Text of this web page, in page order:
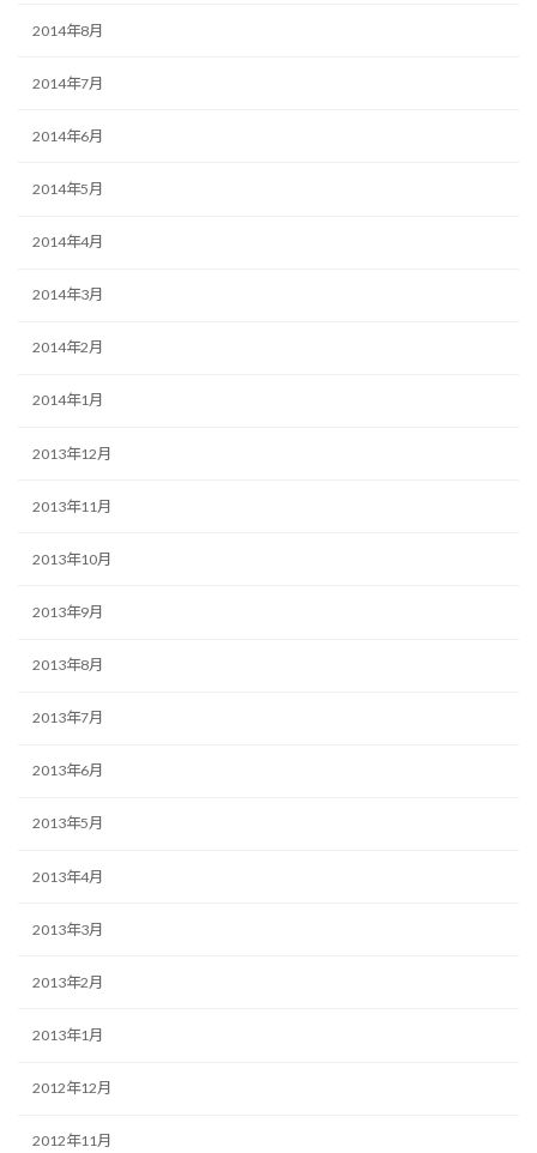
2014年8月
2014年7月
2014年6月
2014年5月
2014年4月
2014年3月
2014年2月
2014年1月
2013年12月
2013年11月
2013年10月
2013年9月
2013年8月
2013年7月
2013年6月
2013年5月
2013年4月
2013年3月
2013年2月
2013年1月
2012年12月
2012年11月